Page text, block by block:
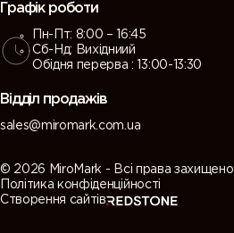
Графік роботи
Пн-Пт: 8:00 – 16:45
Сб-Нд: Вихідниий
Обідня перерва : 13:00-13:30
Відділ продажів
sales@miromark.com.ua
© 2026 MiroMark - Всі права захищено
Політика конфіденційності
Створення сайтів